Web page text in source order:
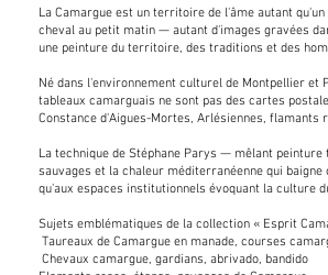
La Camargue est un territoire de l'âme autant
cheval au petit matin — autant d'images gravées
une peinture du territoire, des traditions et des
Né dans l'environnement culturel de Montpellier et
tableaux camarguais ne sont pas des cartes
Constance d'Aigues-Mortes, Arlésiennes,
La technique de Stéphane Parys — mêlant
sauvages et la chaleur méditerranéenne qui
qu'aux espaces institutionnels évoquant la culture
Sujets emblématiques de la collection « Esprit
Taureaux de Camargue en manade, courses
Chevaux camargue, gardians, abrivado, bandido